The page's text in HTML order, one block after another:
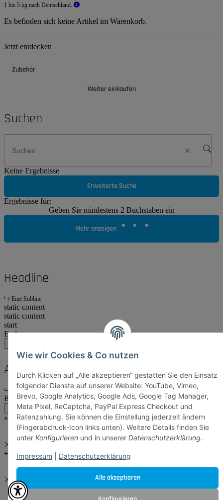
Alle akzeptieren
Wie wir Cookies & Co nutzen
Durch Klicken auf „Alle akzeptieren“ gestatten Sie den Einsatz
folgender Dienste auf unserer Website: YouTube, Vimeo,
Brevo, Google Analytics, Google Ads, Google Tag Manager,
Meta Pixel, ReCaptcha, PayPal Express Checkout und
Ratenzahlung. Sie können die Einstellung jederzeit ändern
(Fingerabdruck-Icon links unten). Weitere Details finden Sie
unter Konfigurieren und in unserer Datenschutzerklärung.
Impressum Datenschutzerklärung
1 bis 5 kg nach Deutschland.
Es befinden sich keine Artikel im Warenkorb.
Jetzt entdecken
Zubehör
Weiter einkaufen
Suchen
Keine Ergebnisse
Erweiterte Suche
Ergebnisse für:
Geben Sie mindestens 2 Buchstaben ein
Mehr anzeigen
Headline
Eine Subline
static content
static content
start
Ende
Another Headline
Eine Subline
Body Content
main:another main